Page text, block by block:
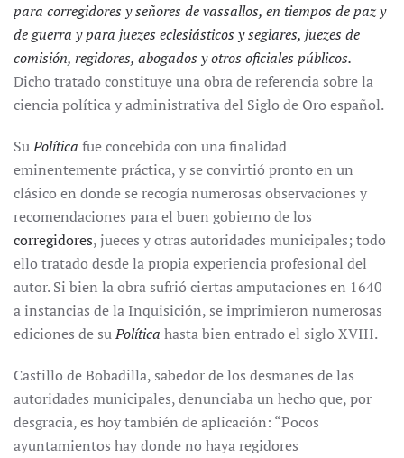
para corregidores y señores de vassallos, en tiempos de paz y
de guerra y para juezes eclesiásticos y seglares, juezes de
comisión, regidores, abogados y otros oficiales públicos.
Dicho tratado constituye una obra de referencia sobre la
ciencia política y administrativa del Siglo de Oro español.
SuPolítica fue concebida con una finalidad
eminentemente práctica, y se convirtió pronto en un
clásico en donde se recogía numerosas observaciones y
recomendaciones para el buen gobierno de los
corregidores, jueces y otras autoridades municipales; todo
ello tratado desde la propia experiencia profesional del
autor. Si bien la obra sufrió ciertas amputaciones en 1640
a instancias de la Inquisición, se imprimieron numerosas
ediciones de suPolítica hasta bien entrado el siglo XVIII.
Castillo de Bobadilla, sabedor de los desmanes de las
autoridades municipales, denunciaba un hecho que, por
desgracia, es hoy también de aplicación: “Pocos
ayuntamientos hay donde no haya regidores